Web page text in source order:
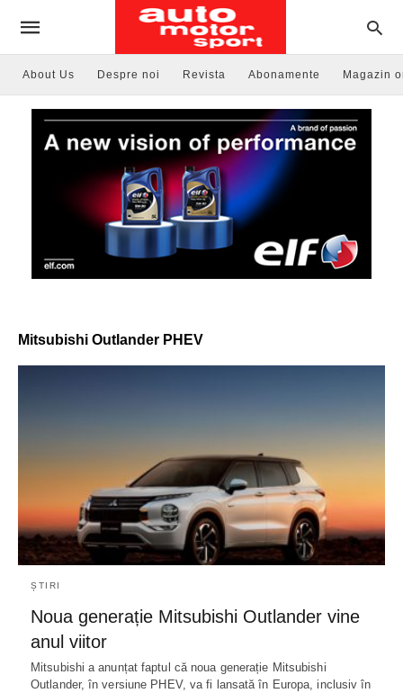
About Us Despre noi Revista Abonamente Magazin
Mitsubishi Outlander PHEV
ȘTIRI
Noua generație Mitsubishi Outlander vine
anul viitor
Mitsubishi a anunțat faptul că noua generație Mitsubishi
Outlander, în versiune PHEV, va fi lansată în Europa, inclusiv în